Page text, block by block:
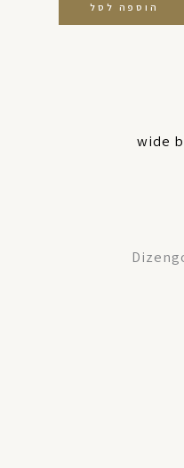
הוספה לסל